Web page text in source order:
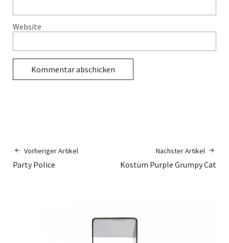
Website
Vorheriger Artikel
Party Police
Nächster Artikel
Kostüm Purple Grumpy Cat